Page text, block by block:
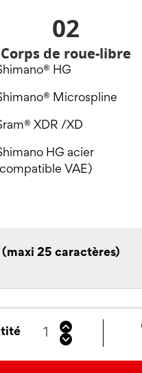
02
Corps de roue-libre
HG
Microspline
XDR /XD
HG acier
VAE)
(maxi 25 caractères)